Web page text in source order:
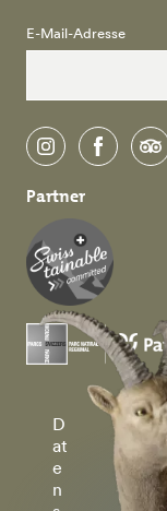
E-Mail-Adresse
instagram
Partner
D
at
e
n